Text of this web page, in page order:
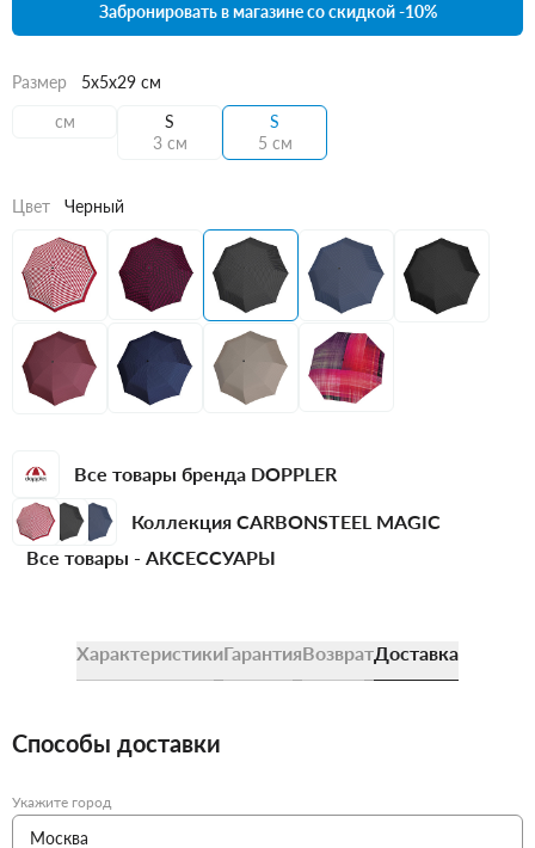
Забронировать в магазине со скидкой -10%
Размер
5x5x29 см
см
S
3 см
S
5 см
Цвет Черный
Все товары бренда DOPPLER
Коллекция CARBONSTEEL MAGIC
Все товары - АКСЕССУАРЫ
ХарактеристикиГарантияВозвратДоставка
Способы доставки
Укажите город